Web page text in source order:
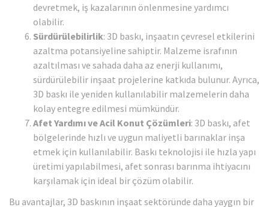
devretmek, iş kazalarının önlenmesine yardımcı
olabilir.
Sürdürülebilirlik: 3D baskı, inşaatın çevresel etkilerini
azaltma potansiyeline sahiptir. Malzeme israfının
azaltılması ve sahada daha az enerji kullanımı,
sürdürülebilir inşaat projelerine katkıda bulunur. Ayrıca,
3D baskı ile yeniden kullanılabilir malzemelerin daha
kolay entegre edilmesi mümkündür.
Afet Yardımı ve Acil Konut Çözümleri: 3D baskı, afet
bölgelerinde hızlı ve uygun maliyetli barınaklar inşa
etmek için kullanılabilir. Baskı teknolojisi ile hızla yapı
üretimi yapılabilmesi, afet sonrası barınma ihtiyacını
karşılamak için ideal bir çözüm olabilir.
Bu avantajlar, 3D baskının inşaat sektöründe daha yaygın bir